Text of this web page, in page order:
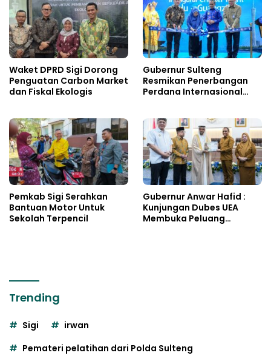
Waket DPRD Sigi Dorong
Penguatan Carbon Market
dan Fiskal Ekologis
Gubernur Sulteng
Resmikan Penerbangan
Perdana Internasional
Pemkab Sigi Serahkan
Bantuan Motor Untuk
Sekolah Terpencil
Gubernur Anwar Hafid :
Kunjungan Dubes UEA
Membuka Peluang
Trending
Sigi
irwan
Pemateri pelatihan dari Polda Sulteng